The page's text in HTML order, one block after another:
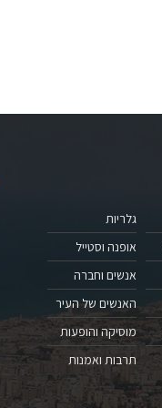
גלריות
אופנה וסטייל
אנשים וחברה
האנשים של העיר
מוסיקה והופעות
תרבות ואמנות